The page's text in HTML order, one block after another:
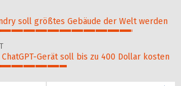
soll größ­tes Gebäude der Welt werden
Gerät soll bis zu 400 Dollar kosten